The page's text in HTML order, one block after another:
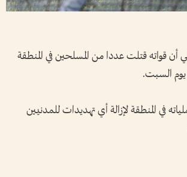
أن قواته قتلت عددا ‌من ‌المسلحين في ‌المنطقة
‌يوم ​السبت.
⁠في المنطقة ⁠لإزالة أي تهديدات للمدنيين